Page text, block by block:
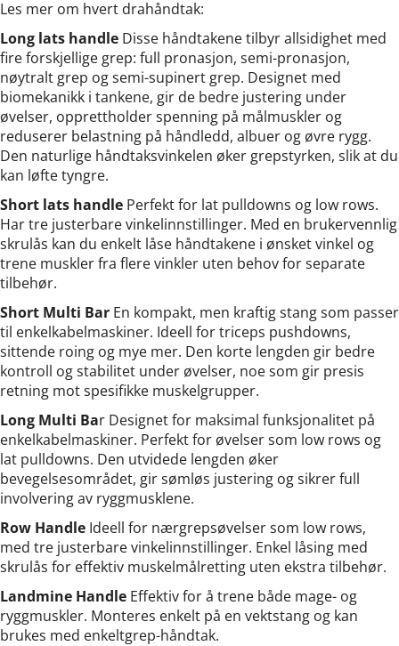
Les mer om hvert drahåndtak:
Long lats handle Disse håndtakene tilbyr allsidighet med
fire forskjellige grep: full pronasjon, semi-pronasjon,
nøytralt grep og semi-supinert grep. Designet med
biomekanikk i tankene, gir de bedre justering under
øvelser, opprettholder spenning på målmuskler og
reduserer belastning på håndledd, albuer og øvre rygg.
Den naturlige håndtaksvinkelen øker grepstyrken, slik at du
kan løfte tyngre.
Short lats handle Perfekt for lat pulldowns og low rows.
Har tre justerbare vinkelinnstillinger. Med en brukervennlig
skrulås kan du enkelt låse håndtakene i ønsket vinkel og
trene muskler fra flere vinkler uten behov for separate
tilbehør.
Short Multi Bar En kompakt, men kraftig stang som passer
til enkelkabelmaskiner. Ideell for triceps pushdowns,
sittende roing og mye mer. Den korte lengden gir bedre
kontroll og stabilitet under øvelser, noe som gir presis
retning mot spesifikke muskelgrupper.
Long Multi Bar Designet for maksimal funksjonalitet på
enkelkabelmaskiner. Perfekt for øvelser som low rows og
lat pulldowns. Den utvidede lengden øker
bevegelsesområdet, gir sømløs justering og sikrer full
involvering av ryggmusklene.
Row Handle Ideell for nærgrepsøvelser som low rows,
med tre justerbare vinkelinnstillinger. Enkel låsing med
skrulås for effektiv muskelmålretting uten ekstra tilbehør.
Landmine Handle Effektiv for å trene både mage- og
ryggmuskler. Monteres enkelt på en vektstang og kan
brukes med enkeltgrep-håndtak.